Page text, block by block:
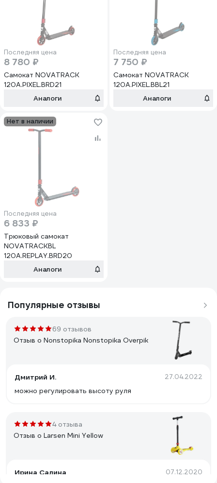
Последняя цена
8 780 ₽
Самокат NOVATRACK
120A.PIXEL.BRD21
Аналоги
Последняя цена
7 750 ₽
Самокат NOVATRACK
120A.PIXEL.BBL21
Аналоги
Нет в наличии
Последняя цена
6 833 ₽
Трюковый самокат
NOVATRACKBL
120A.REPLAY.BRD20
Аналоги
Популярные отзывы
69 отзывов
Отзыв о Nonstopika Nonstopika Overpik
Дмитрий И. 27.04.2022
можно регулировать высоту руля
4 отзыва
Отзыв о Larsen Mini Yellow
Ирина Салина 07.12.2020